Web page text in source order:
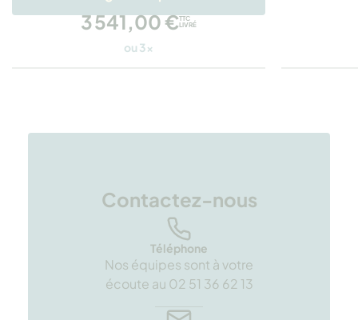
3 541,00 €TTC
LIVRÉ
ou 3x
Contactez-nous
Téléphone
Nos équipes sont à votre
écoute au 02 51 36 62 13